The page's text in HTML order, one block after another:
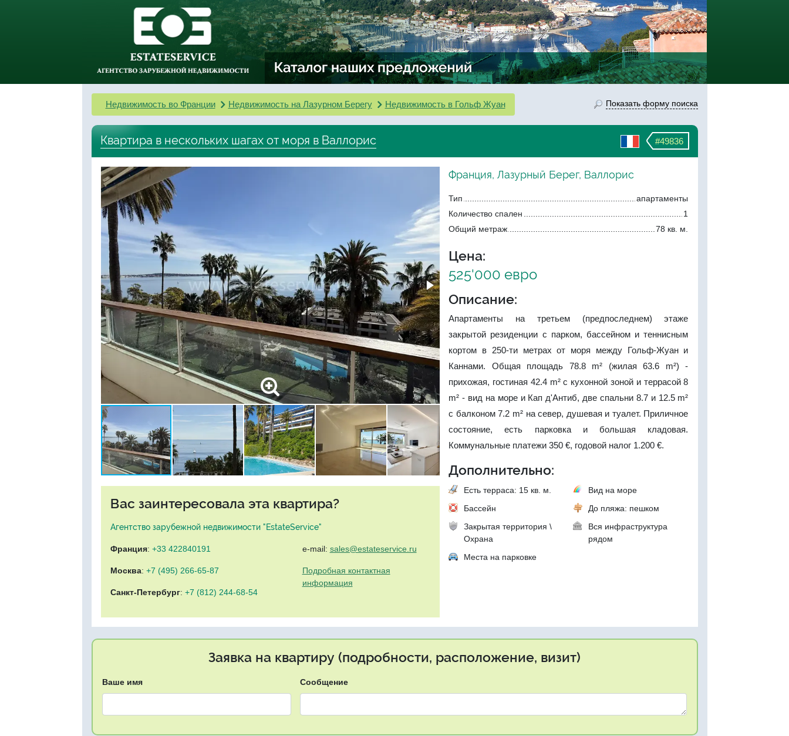
Недвижимость во Франции Недвижимость на Лазурном Берегу Недвижимость в Гольф Жуан Показать форму поиска
#49836
Квартира в нескольких шагах от моря в Валлорис
Вас заинтересовала эта квартира?
Агентство зарубежной недвижимости "EstateService"
Франция: +33 422840191
Москва: +7 (495) 266-65-87
Санкт-Петербург: +7 (812) 244-68-54
e-mail: sales@estateservice.ru
Подробная контактная
информация
Франция, Лазурный Берег, Валлорис
Тип
апартаменты
Количество спален
1
Общий метраж
78 кв. м.
Цена:
525'000 евро
Описание:
Апартаменты на третьем (предпоследнем) этаже
закрытой резиденции с парком, бассейном и теннисным
кортом в 250-ти метрах от моря между Гольф-Жуан и
Каннами. Общая площадь 78.8 m² (жилая 63.6 m²) -
прихожая, гостиная 42.4 m² с кухонной зоной и террасой 8
m² - вид на море и Кап д'Антиб, две спальни 8.7 и 12.5 m²
с балконом 7.2 m² на север, душевая и туалет. Приличное
состояние, есть парковка и большая кладовая.
Коммунальные платежи 350 €, годовой налог 1.200 €.
Дополнительно:
Есть терраса: 15 кв. м.
Вид на море
Бассейн
До пляжа: пешком
Закрытая территория \
Охрана
Вся инфраструктура
рядом
Места на парковке
Заявка на квартиру (подробности, расположение, визит)
Ваше имя Сообщение